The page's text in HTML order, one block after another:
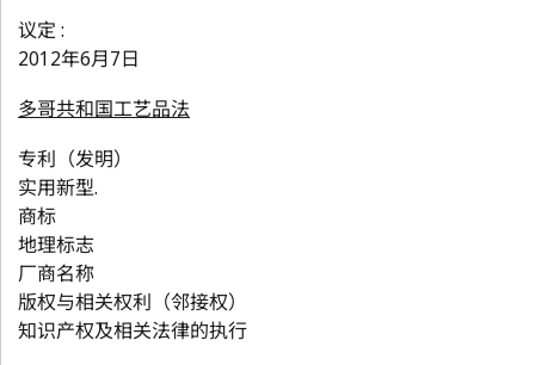
议定 :
2012年6月7日
多哥共和国工艺品法
专利（发明）
实用新型.
商标
地理标志
厂商名称
版权与相关权利（邻接权）
知识产权及相关法律的执行